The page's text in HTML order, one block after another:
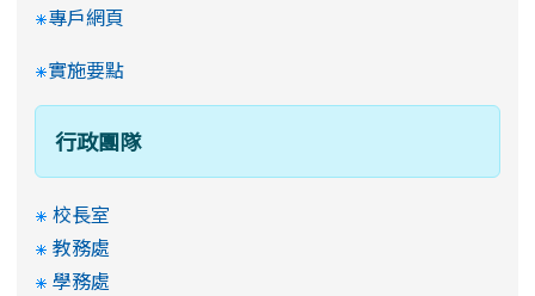
專戶網頁
實施要點
行政團隊
校長室
教務處
學務處